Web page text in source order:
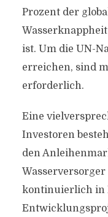
Prozent der
ist. Um die UN-
erreichen, sind
erforderlich.
Eine
Investoren
den
kontinuierlich in